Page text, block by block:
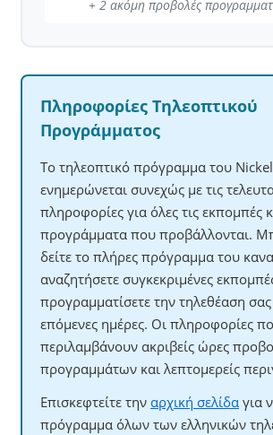
+ 2 ακόμη προβολές
Πληροφορίες Τηλεοπτικού
Προγράμματος
Το τηλεοπτικό πρόγραμμα του
ενημερώνεται συνεχώς με τις
πληροφορίες για όλες τις εκπομπές
προγράμματα που προβάλλονται.
δείτε το πλήρες πρόγραμμα του
αναζητήσετε συγκεκριμένες
προγραμματίσετε την τηλεθέαση σας
επόμενες ημέρες. Οι πληροφορίες
περιλαμβάνουν ακριβείς ώρες
προγραμμάτων και λεπτομερείς
Επισκεφτείτε την αρχική σελίδα για
πρόγραμμα όλων των ελληνικών